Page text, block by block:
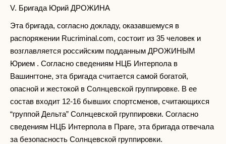
V. Бригада Юрий ДРОЖИНА
Эта бригада, согласно докладу, оказавшемуся в
распоряжении Rucriminаl.com, состоит из 35 человек и
возглавляется российским подданным ДРОЖИНЫМ
Юрием . Согласно сведениям НЦБ Интерпола в
Вашингтоне, эта бригада считается самой богатой,
опасной и жестокой в Солнцевской группировке. В ее
состав входит 12-16 бывших спортсменов, считающихся
“группой Дельта” Солнцевской группировки. Согласно
сведениям НЦБ Интерпола в Праге, эта бригада отвечала
за безопасность Солнцевской группировки.